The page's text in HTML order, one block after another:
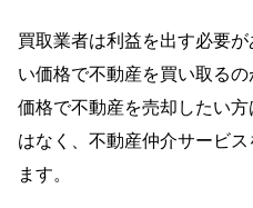
買取業者は利益を出す必要
い価格で不動産を買い取る
価格で不動産を売却したい
はなく、不動産仲介サービ
ます。